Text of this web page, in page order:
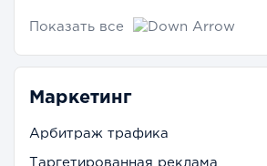
Показать все
Маркетинг
Арбитраж трафика
Таргетированная реклама